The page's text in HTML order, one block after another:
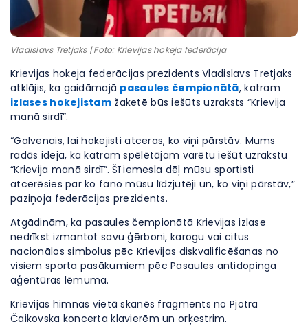
Vladislavs Tretjaks | Foto: Krievijas hokeja federācija
Krievijas hokeja federācijas prezidents Vladislavs Tretjaks
atklājis, ka gaidāmajā pasaules čempionātā, katram
izlases hokejistam žaketē būs iešūts uzraksts “Krievija
manā sirdī”.
“Galvenais, lai hokejisti atceras, ko viņi pārstāv. Mums
radās ideja, ka katram spēlētājam varētu iešūt uzrakstu
“Krievija manā sirdī”. Šī iemesla dēļ mūsu sportisti
atcerēsies par ko fano mūsu līdzjutēji un, ko viņi pārstāv,”
paziņoja federācijas prezidents.
Atgādinām, ka pasaules čempionātā Krievijas izlase
nedrīkst izmantot savu ģērboni, karogu vai citus
nacionālos simbolus pēc Krievijas diskvalificēšanas no
visiem sporta pasākumiem pēc Pasaules antidopinga
aģentūras lēmuma.
Krievijas himnas vietā skanēs fragments no Pjotra
Čaikovska koncerta klavierēm un orķestrim.